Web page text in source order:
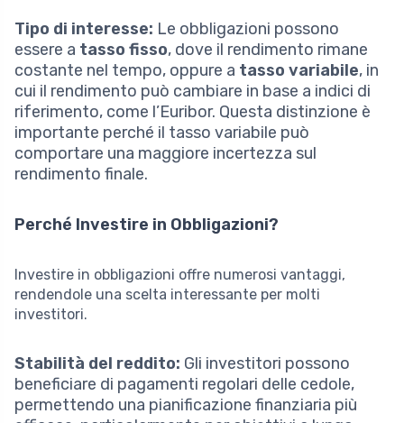
Tipo di interesse: Le obbligazioni possono
essere a tasso fisso, dove il rendimento rimane
costante nel tempo, oppure a tasso variabile, in
cui il rendimento può cambiare in base a indici di
riferimento, come l’Euribor. Questa distinzione è
importante perché il tasso variabile può
comportare una maggiore incertezza sul
rendimento finale.
Perché Investire in Obbligazioni?
Investire in obbligazioni offre numerosi vantaggi,
rendendole una scelta interessante per molti
investitori.
Stabilità del reddito: Gli investitori possono
beneficiare di pagamenti regolari delle cedole,
permettendo una pianificazione finanziaria più